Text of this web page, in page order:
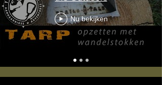
Nu bekijken